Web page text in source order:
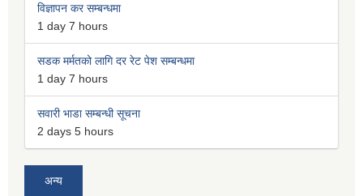
विज्ञापन कर सम्बन्धमा
1 day 7 hours
सडक मर्मतको लागि दर रेट पेश सम्बन्धमा
1 day 7 hours
सवारी भाडा सम्बन्धी सूचना
2 days 5 hours
अन्य